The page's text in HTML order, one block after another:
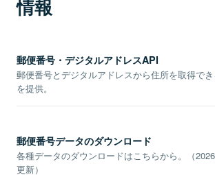
情報
郵便番号・デジタルアドレスAPI
郵便番号とデジタルアドレスから住所を取得で
を提供。
郵便番号データのダウンロード
各種データのダウンロードはこちらから。（
更新）